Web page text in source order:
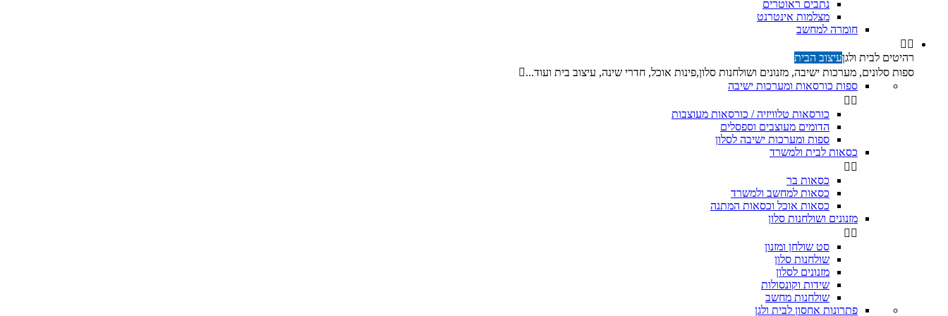
נתבים ראוטרים
מצלמות אינטרנט
חומרה למחשב
 
רהיטים לבית ולגןעיצוב הבית
ספות סלונים, מערכות ישיבה, מזנונים ושולחנות סלון,פינות אוכל, חדרי שינה, עיצוב בית ועוד...
ספות כורסאות ומערכות ישיבה
 
כורסאות טלוויזיה / כורסאות מעוצבות
הדומים מעוצבים וספסלים
ספות ומערכות ישיבה לסלון
כסאות לבית ולמשרד
 
כסאות בר
כסאות למחשב ולמשרד
כסאות אוכל וכסאות המתנה
מזנונים ושולחנות סלון
 
סט שולחן ומזנון
שולחנות סלון
מזנונים לסלון
שידות וקונסולות
שולחנות מחשב
פתרונות אחסון לבית ולגן